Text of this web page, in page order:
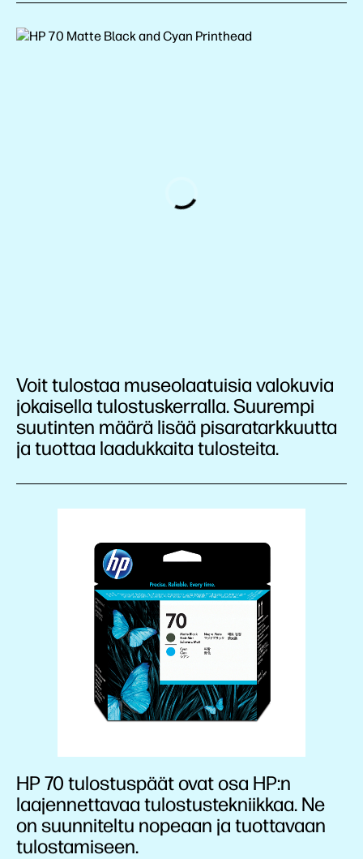
Voit tulostaa museolaatuisia valokuvia
jokaisella tulostuskerralla. Suurempi
suutinten määrä lisää pisaratarkkuutta
ja tuottaa laadukkaita tulosteita.
HP 70 ­tulostuspäät ovat osa HP:n
laajennettavaa tulostustekniikkaa. Ne
on suunniteltu nopeaan ja tuottavaan
tulostamiseen.